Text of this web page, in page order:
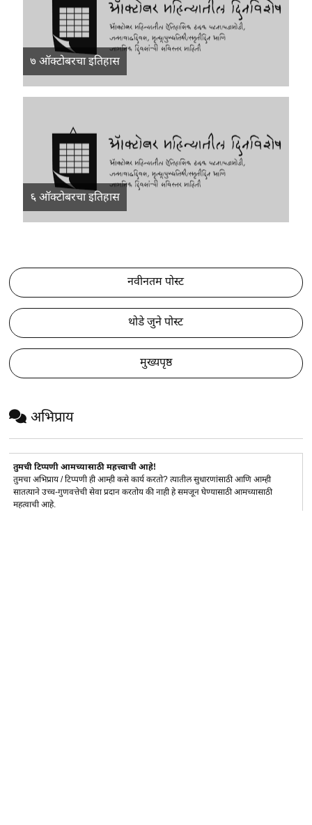
७ ऑक्टोबरचा इतिहास
६ ऑक्टोबरचा इतिहास
नवीनतम पोस्ट
थोडे जुने पोस्ट
मुख्यपृष्ठ
अभिप्राय
तुमची टिप्पणी आमच्यासाठी महत्त्वाची आहे!
तुमचा अभिप्राय / टिप्पणी ही आम्ही कसे कार्य करतो? त्यातील सुधारणांसाठी आणि आम्ही
सातत्याने उच्च-गुणवत्तेची सेवा प्रदान करतोय की नाही हे समजून घेण्यासाठी आमच्यासाठी
महत्वाची आहे.